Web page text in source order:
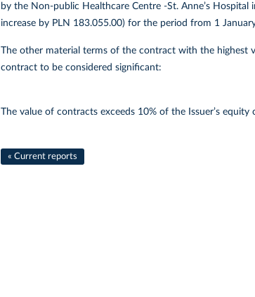
by the Non-public Healthcare Centre -St. Anne’s
increase by PLN 183.055.00) for the period from 1
The other material terms of the contract with the highest
contract to be considered significant:
The value of contracts exceeds 10% of the Issuer’s equity
« Current reports